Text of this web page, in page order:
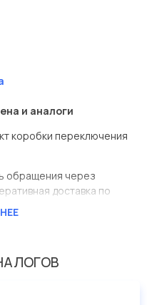
и аналоги
коробки переключения
обращения через
доставка по
убедитесь сами.
в большом